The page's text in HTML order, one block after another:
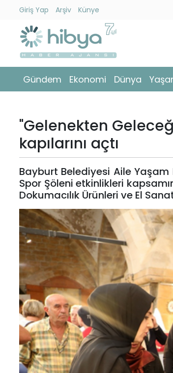
Giriş Yap Arşiv Künye
Gündem Ekonomi Dünya
Gündem
Ekonomi
Yaşam
Kültür
Sanat
Spor
Teknoloji
Sektörel
Arşiv
Künye
Giriş
Yap
"Gelenekten
kapılarını açtı
Bayburt Belediyesi Aile Yaşam
Spor Şöleni etkinlikleri
Dokumacılık Ürünleri ve El